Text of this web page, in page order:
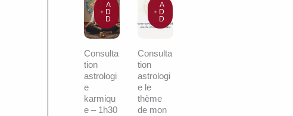
A
D
D
Consulta
tion
astrologi
e
karmiqu
e – 1h30
A
D
D
Consulta
tion
astrologi
e le
thème
de mon